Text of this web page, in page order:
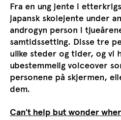
Fra en ung jente i
japansk skolejente under
androgyn person i
samtidssetting. Disse tre
ulike steder og tider, og vi
ubestemmelig voiceover
personene på skjermen,
dem.
Can't help but wonder